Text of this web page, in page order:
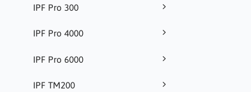
IPF Pro 300
IPF Pro 4000
IPF Pro 6000
IPF TM200